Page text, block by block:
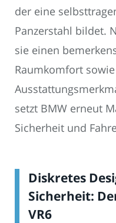
der eine
Panzerstahl bildet.
sie einen
Raumkomfort
setzt BMW erneut
Sicherheit und
Diskretes
Sicherheit:
VR6